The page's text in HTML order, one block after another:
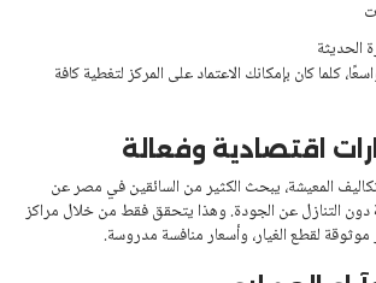
الحديثة
كلما كان بإمكانك الاعتماد على المركز لتغطية كافة
المعيشة، يبحث الكثير من السائقين في مصر عن
دون التنازل عن الجودة. وهذا يتحقق فقط من خلال مراكز
موثوقة لقطع الغيار، وأسعار منافسة مدروسة.